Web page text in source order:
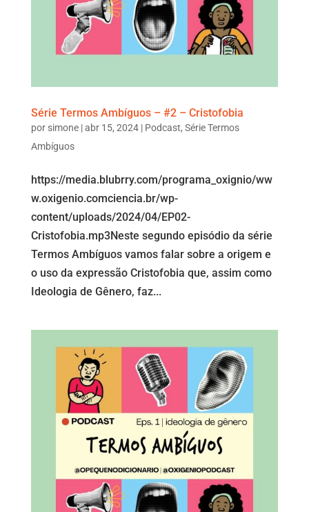
Série Termos Ambíguos – #2 – Cristofobia
por simone|abr 15, 2024| Podcast, Série Termos
Ambíguos
https://media.blubrry.com/programa_oxignio/ww
w.oxigenio.comciencia.br/wp-
content/uploads/2024/04/EP02-
Cristofobia.mp3Neste segundo episódio da série
Termos Ambíguos vamos falar sobre a origem e
o uso da expressão Cristofobia que, assim como
Ideologia de Gênero, faz...